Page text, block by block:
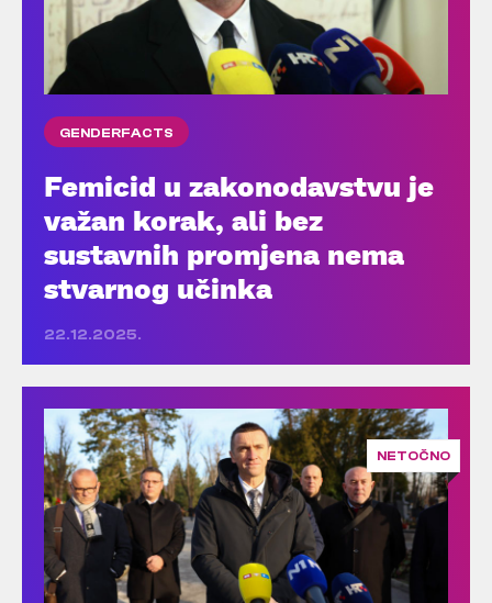
GENDERFACTS
Femicid u zakonodavstvu je
važan korak, ali bez
sustavnih promjena nema
stvarnog učinka
22.12.2025.
NETOČNO